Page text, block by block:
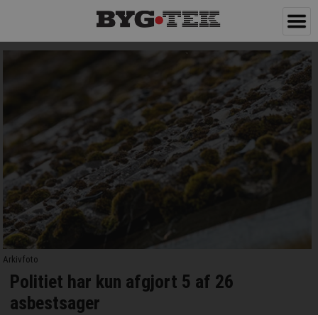
Arkivfoto
Politiet har kun afgjort 5 af 26
asbestsager